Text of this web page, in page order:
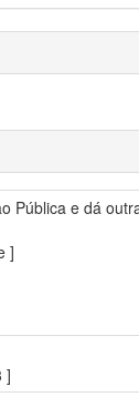
Pública e dá
]
]